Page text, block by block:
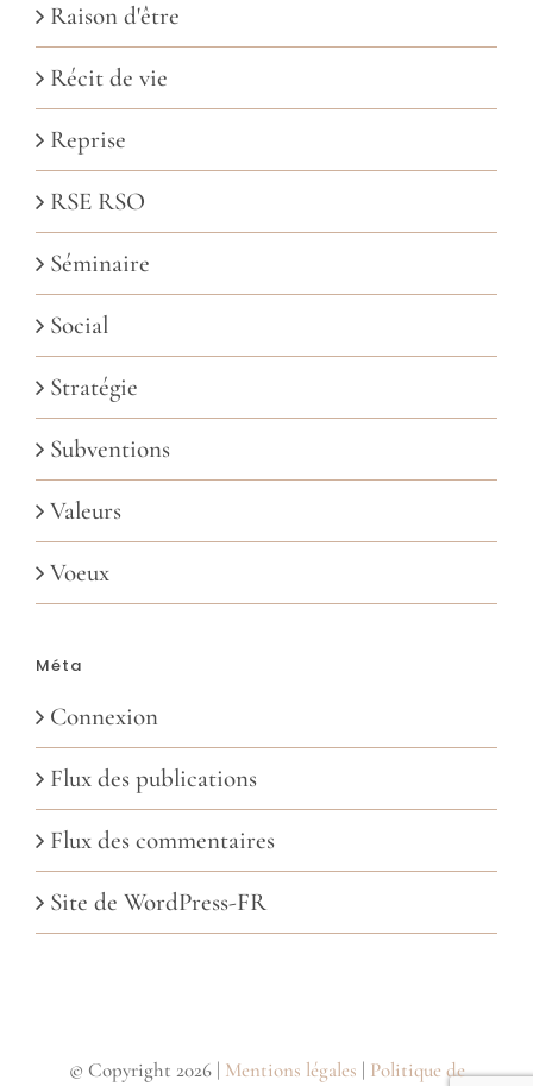
Raison d'être
Récit de vie
Reprise
RSE RSO
Séminaire
Social
Stratégie
Subventions
Valeurs
Voeux
Méta
Connexion
Flux des publications
Flux des commentaires
Site de WordPress-FR
© Copyright 2026 | Mentions légales | Politique de